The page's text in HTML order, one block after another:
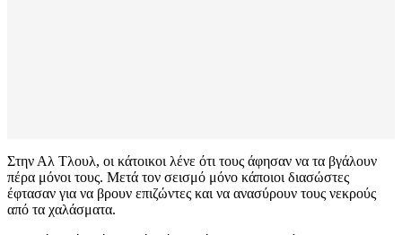
Στην Αλ Τλουλ, οι κάτοικοι λένε ότι τους άφησαν να τα βγάλουν
πέρα μόνοι τους. Μετά τον σεισμό μόνο κάποιοι διασώστες
έφτασαν για να βρουν επιζώντες και να ανασύρουν τους νεκρούς
από τα χαλάσματα.